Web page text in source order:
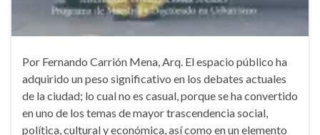
Por Fernando Carrión Mena, Arq. El espacio público ha
adquirido un peso significativo en los debates actuales
de la ciudad; lo cual no es casual, porque se ha convertido
en uno de los temas de mayor trascendencia social,
política, cultural y económica, así como en un elemento